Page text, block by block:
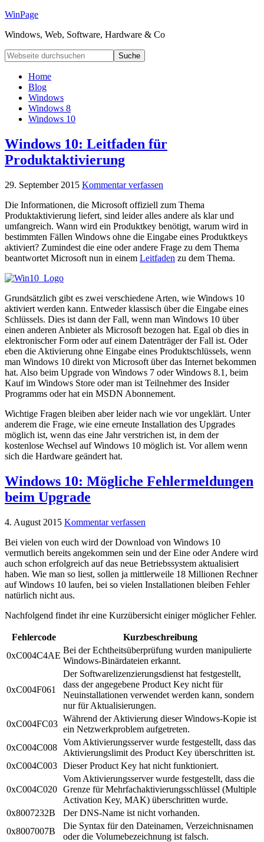
WinPage
Windows, Web, Software, Hardware & Co
Home
Blog
Windows
Windows 8
Windows 10
Windows 10: Leitfaden für
Produktaktivierung
29. September 2015 Kommentar verfassen
Die Informationen, die Microsoft offiziell zum Thema
Produktaktivierung liefert, sind leider alles andere als klar und
umfangreich. Wann wird ein Produktkey benötigt, warum wird in
bestimmten Fällen Windows ohne die Eingabe eines Produktkeys
aktiviert? Zumindest die eine oder andere Frage zu dem Thema
beantwortet Microsoft nun in einem Leitfaden zu dem Thema.
Grundsätzlich gibt es zwei verschiedene Arten, wie Windows 10
aktiviert werden kann. Entweder klassisch über die Eingabe eines
Schlüssels. Dies ist dann der Fall, wenn man Windows 10 über
einen anderen Anbieter als Microsoft bezogen hat. Egal ob dies in
elektronischer Form oder auf einem Datenträger der Fall ist. Oder
eben die Aktivierung ohne Eingabe eines Produktschlüssels, wenn
man Windows 10 direkt von Microsoft über das Internet bekommen
hat. Also beim Upgrade von Windows 7 oder Windows 8.1, beim
Kauf im Windows Store oder man ist Teilnehmer des Insider
Programms oder hat ein MSDN Abonnement.
Wichtige Fragen bleiben aber leider nach wie vor ungeklärt. Unter
anderem die Frage, wie eine erneute Installation des Upgrades
möglich ist, wenn das eine Jahr verstrichen ist, in dem der
kostenlose Wechsel auf Windows 10 möglich ist. Vor allem wenn
sich die Hardware geändert hat.
Windows 10: Mögliche Fehlermeldungen
beim Upgrade
4. August 2015 Kommentar verfassen
Bei vielen von euch wird der Download von Windows 10
vermutlich bereits angekommen sein und der Eine oder Andere wird
auch schon erfolgreich auf das neue Betriebssystem aktualisiert
haben. Wie man so liest, sollen ja mittlerweile 18 Millionen Rechner
auf Windows 10 laufen, bei so vielen Installationen bleiben Fehler
natürlich nicht aus.
Nachfolgend findet ihr eine Kurzübersicht einiger möglicher Fehler.
Fehlercode
Kurzbeschreibung
0xC004C4AE
Bei der Echtheitsüberprüfung wurden manipulierte
Windows-Binärdateien erkannt.
0xC004F061
Der Softwarelizenzierungsdienst hat festgestellt,
dass der angegebene Product Key nicht für
Neuinstallationen verwendet werden kann, sondern
nur für Aktualisierungen.
0xC004FC03
Während der Aktivierung dieser Windows-Kopie ist
ein Netzwerkproblem aufgetreten.
0xC004C008
Vom Aktivierungsserver wurde festgestellt, dass das
Aktivierungslimit des Product Key überschritten ist.
0xC004C003 Dieser Product Key hat nicht funktioniert.
0xC004C020
Vom Aktivierungsserver wurde festgestellt, dass die
Grenze für Mehrfachaktivierungsschlüssel (Multiple
Activation Key, MAK) überschritten wurde.
0x8007232B
Der DNS-Name ist nicht vorhanden.
0x8007007B
Die Syntax für den Dateinamen, Verzeichnisnamen
oder die Volumebezeichnung ist falsch.